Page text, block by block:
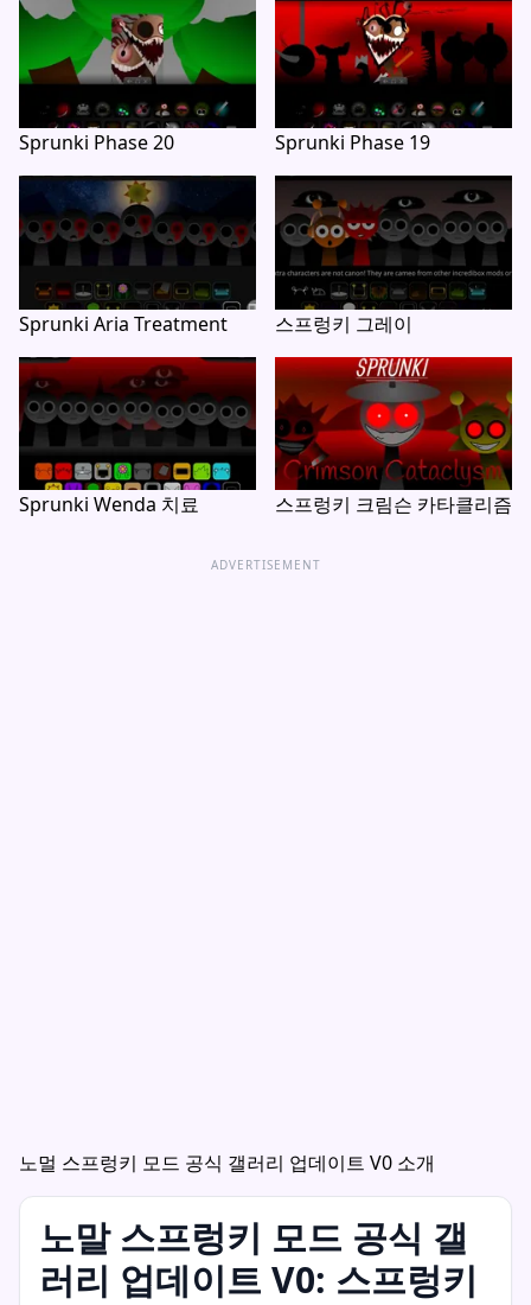
Sprunki Phase 20 Sprunki Phase 19
Sprunki Aria Treatment 스프렁키 그레이
Sprunki Wenda 치료 스프렁키 크림슨 카타클리즘
ADVERTISEMENT
노멀 스프렁키 모드 공식 갤러리 업데이트 V0 소개
노말 스프렁키 모드 공식 갤
러리 업데이트 V0: 스프렁키